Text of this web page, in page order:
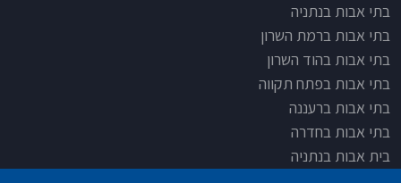
בתי אבות בנתניה
בתי אבות ברמת השרון
בתי אבות בהוד השרון
בתי אבות בפתח תקווה
בתי אבות ברעננה
בתי אבות בחדרה
בית אבות בנתניה